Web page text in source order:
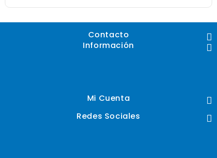
Contacto
Información
Mi Cuenta
Redes Sociales